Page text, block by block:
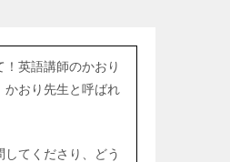
！英語講師のかおり
かおり先生と呼ばれ
してくださり、どう